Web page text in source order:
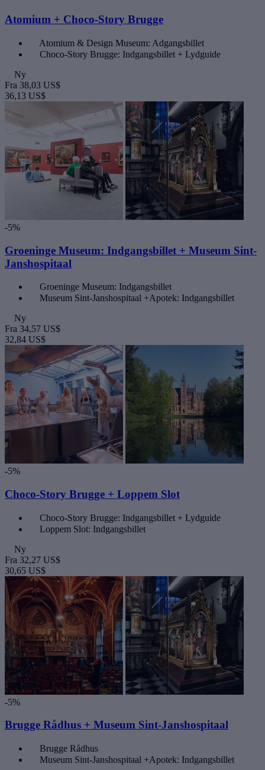
Atomium + Choco-Story Brugge
Atomium & Design Museum: Adgangsbillet
Choco-Story Brugge: Indgangsbillet + Lydguide
Ny
Fra 38,03 US$
36,13 US$
-5%
Groeninge Museum: Indgangsbillet + Museum Sint-
Janshospitaal
Groeninge Museum: Indgangsbillet
Museum Sint-Janshospitaal +Apotek: Indgangsbillet
Ny
Fra 34,57 US$
32,84 US$
-5%
Choco-Story Brugge + Loppem Slot
Choco-Story Brugge: Indgangsbillet + Lydguide
Loppem Slot: Indgangsbillet
Ny
Fra 32,27 US$
30,65 US$
-5%
Brugge Rådhus + Museum Sint-Janshospitaal
Brugge Rådhus
Museum Sint-Janshospitaal +Apotek: Indgangsbillet